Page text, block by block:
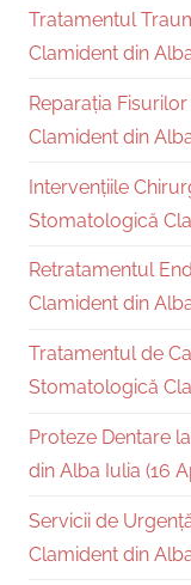
Tratamentul
Clamident din
Reparația
Clamident din
Intervențiile
Stomatologică
Retratamentul
Clamident din
Tratamentul de
Stomatologică
Proteze Dentare
din Alba Iulia (16
Servicii de
Clamident din